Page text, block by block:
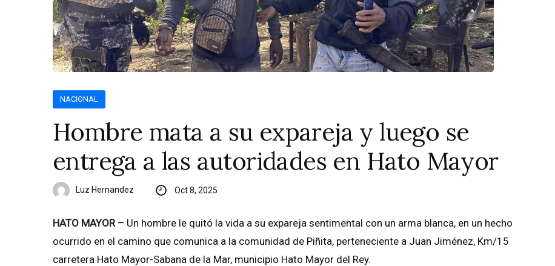
NACIONAL
Hombre mata a su expareja y luego se
entrega a las autoridades en Hato Mayor
Luz Hernandez Oct 8, 2025
HATO MAYOR – Un hombre le quitó la vida a su expareja sentimental con un arma blanca, en un hecho
ocurrido en el camino que comunica a la comunidad de Piñita, perteneciente a Juan Jiménez, Km/15
carretera Hato Mayor-Sabana de la Mar, municipio Hato Mayor del Rey.